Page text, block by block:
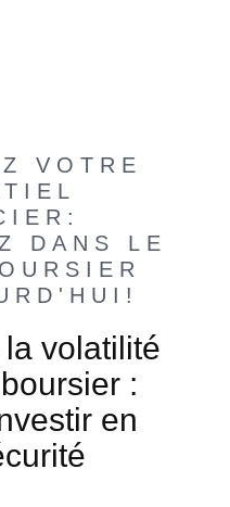
VOTRE
DANS LE
volatilité
:
en